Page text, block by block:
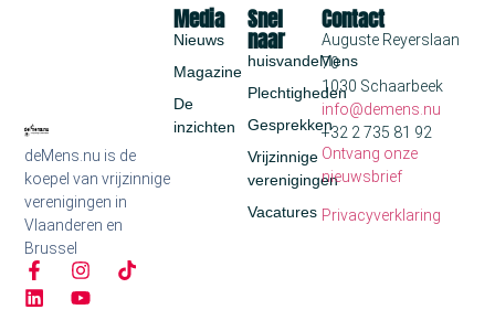
deMens.nu is de
koepel van vrijzinnige
verenigingen in
Vlaanderen en
Brussel
Snel
naar
huisvandeMens
Plechtigheden
Gesprekken
Vrijzinnige
verenigingen
Vacatures
Media
Nieuws
Magazine
De
inzichten
Contact
Auguste Reyerslaan
70
1030 Schaarbeek
info@demens.nu
+32 2 735 81 92
Ontvang onze
nieuwsbrief
Privacyverklaring